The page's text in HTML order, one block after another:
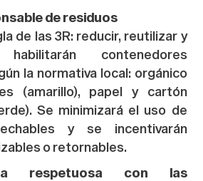
de residuos
de las 3R: reducir, reutilizar y
contenedores
la normativa local: orgánico
(amarillo), papel y cartón
Se minimizará el uso de
y se incentivarán
o retornables.
respetuosa con las